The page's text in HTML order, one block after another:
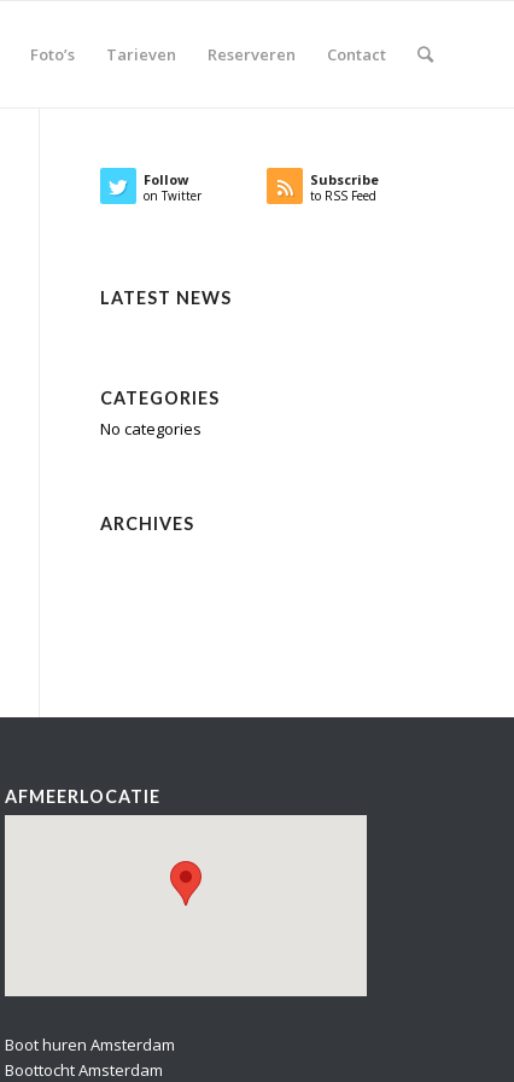
Foto’s Tarieven Reserveren Contact
Follow
on Twitter
Subscribe
to RSS Feed
LATEST NEWS
CATEGORIES
No categories
ARCHIVES
AFMEERLOCATIE
Boot huren Amsterdam
Boottocht Amsterdam